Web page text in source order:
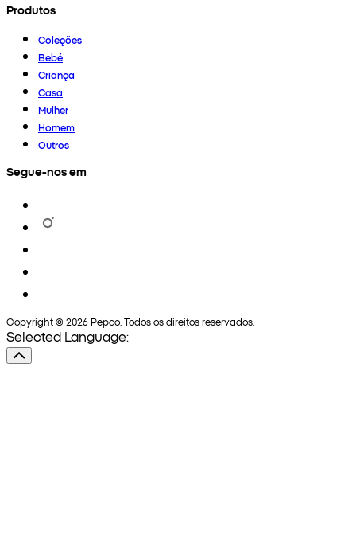
Produtos
Coleções
Bebé
Criança
Casa
Mulher
Homem
Outros
Segue-nos em
Copyright © 2026 Pepco. Todos os direitos reservados.
Selected Language: